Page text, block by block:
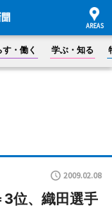
す・働く 学ぶ・知る
2009.02.08
3位、織田選手